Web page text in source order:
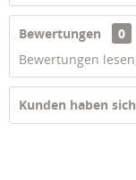
Bewertungen
0
Bewertungen
Kunden haben